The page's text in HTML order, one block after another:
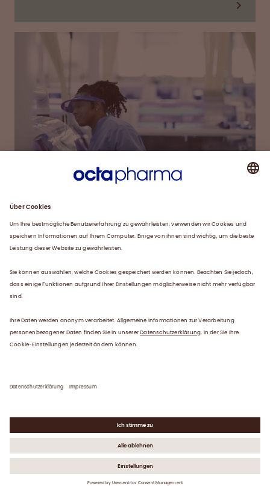
UNTERNEHMENSNACHRICHTEN
supplies during COVID-19
Committed to the fight against COVID-19
Annual Report 2020
Remaining strong, resilient and agile
Annual Report 2020